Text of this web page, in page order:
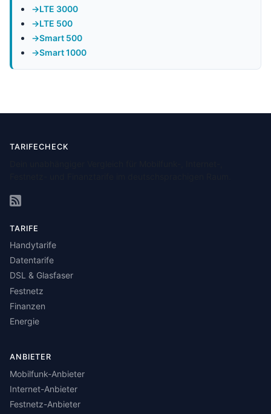
LTE 3000
LTE 500
Smart 500
Smart 1000
TARIFECHECK
TARIFE
Handytarife
Datentarife
DSL & Glasfaser
Festnetz
Finanzen
Energie
ANBIETER
Mobilfunk-Anbieter
Internet-Anbieter
Festnetz-Anbieter